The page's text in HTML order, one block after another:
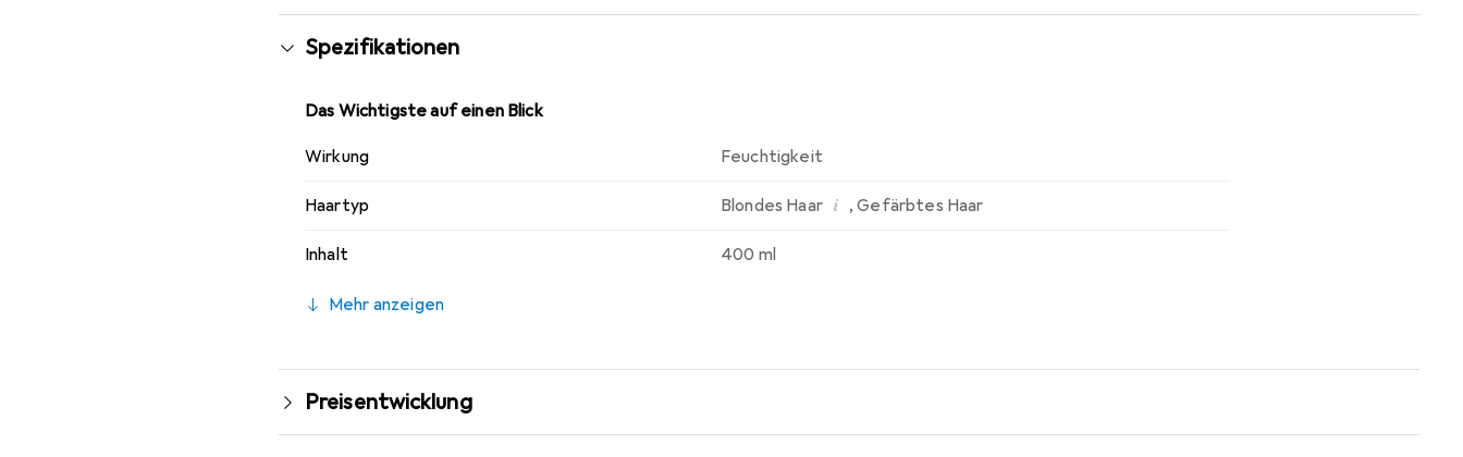
Spezifikationen
Das Wichtigste auf einen Blick
Wirkung Feuchtigkeit
Haartyp Blondes Haar i ,Gefärbtes Haar
Inhalt 400 ml
Mehr anzeigen
Preisentwicklung